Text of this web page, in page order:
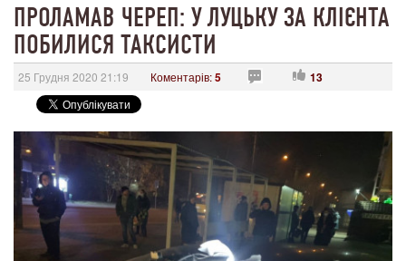
ПРОЛАМАВ ЧЕРЕП: У ЛУЦЬКУ ЗА КЛІЄНТА
ПОБИЛИСЯ ТАКСИСТИ
25 Грудня 2020 21:19 Коментарів:5 13